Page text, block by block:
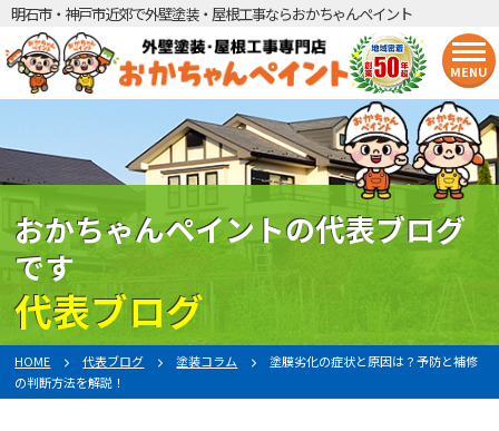
明石市・神戸市近郊で外壁塗装・屋根工事ならおかちゃんペイント
MENU
おかちゃんペイントの代表ブログ
です
代表ブログ
HOME 代表ブログ 塗装コラム
塗膜劣化の症状と原因は？予防と補修
の判断方法を解説！